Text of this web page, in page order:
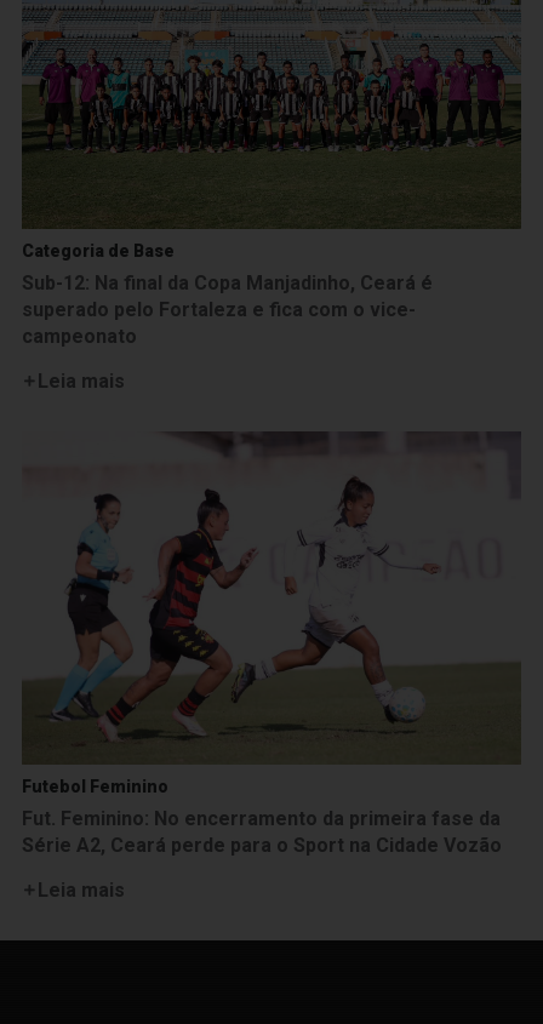
Categoria de Base
Sub-12: Na final da Copa Manjadinho, Ceará é
superado pelo Fortaleza e fica com o vice-
campeonato
Leia mais
Futebol Feminino
Fut. Feminino: No encerramento da primeira fase da
Série A2, Ceará perde para o Sport na Cidade Vozão
Leia mais